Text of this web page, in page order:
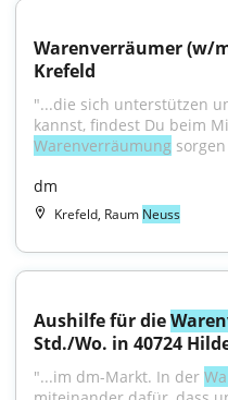
Warenverräumer (w/
Krefeld
"...die sich unterstützen
Warenverräumung
dm
Krefeld, Raum Neuss
Aushilfe für die
Std./Wo. in 40724
"...im dm-Markt. In der